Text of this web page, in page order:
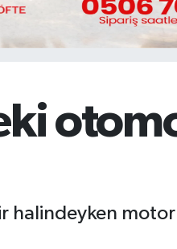
halindeyken